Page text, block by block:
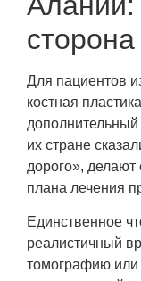
сторона
Для пациентов
костная
их стране
дорого»,
плана лечения
Единственное
реалистичный
томографию